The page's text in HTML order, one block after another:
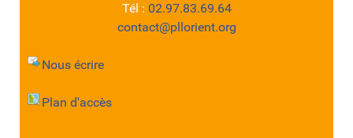
Tél : 02.97.83.69.64
contact@pllorient.org
Nous écrire
Plan d'accès